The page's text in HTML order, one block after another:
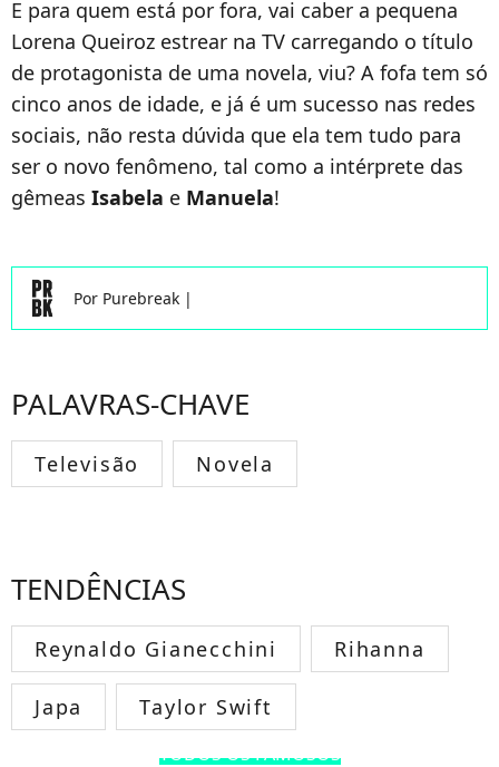
E para quem está por fora, vai caber a pequena
Lorena Queiroz estrear na TV carregando o título
de protagonista de uma novela, viu? A fofa tem só
cinco anos de idade, e já é um sucesso nas redes
sociais, não resta dúvida que ela tem tudo para
ser o novo fenômeno, tal como a intérprete das
gêmeas Isabela e Manuela!
Por Purebreak |
PALAVRAS-CHAVE
Televisão Novela
TENDÊNCIAS
Reynaldo Gianecchini Rihanna
Japa Taylor Swift
TODOS OS FAMOSOS